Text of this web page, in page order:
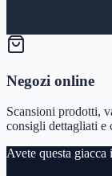
Negozi online
Scansioni prodotti,
consigli dettagliati e
Avete questa giacca